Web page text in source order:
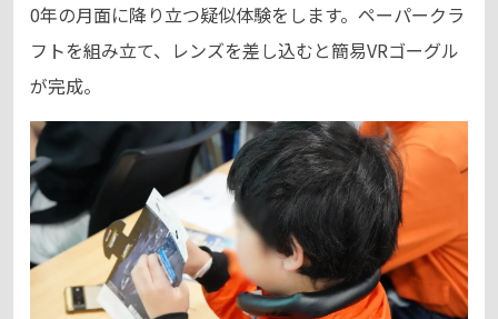
0年の月面に降り立つ疑似体験をします。ペーパークラ
フトを組み立て、レンズを差し込むと簡易VRゴーグル
が完成。